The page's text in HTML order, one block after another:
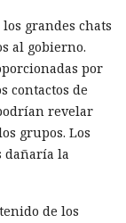
grandes chats
al gobierno.
por
contactos de
revelar
grupos. Los
dañaría la
de los